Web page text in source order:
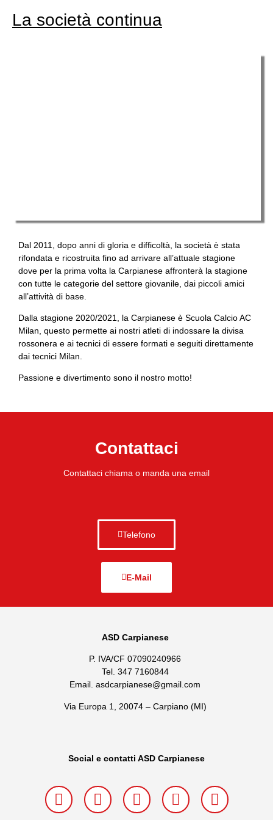
La società continua
Dal 2011, dopo anni di gloria e difficoltà, la società è stata
rifondata e ricostruita fino ad arrivare all’attuale stagione
dove per la prima volta la Carpianese affronterà la stagione
con tutte le categorie del settore giovanile, dai piccoli amici
all’attività di base.
Dalla stagione 2020/2021, la Carpianese è Scuola Calcio AC
Milan, questo permette ai nostri atleti di indossare la divisa
rossonera e ai tecnici di essere formati e seguiti direttamente
dai tecnici Milan.
Passione e divertimento sono il nostro motto!
Contattaci
Contattaci chiama o manda una email
Telefono
E-Mail
ASD Carpianese
P. IVA/CF 07090240966
Tel. 347 7160844
Email. asdcarpianese@gmail.com
Via Europa 1, 20074 – Carpiano (MI)
Social e contatti ASD Carpianese